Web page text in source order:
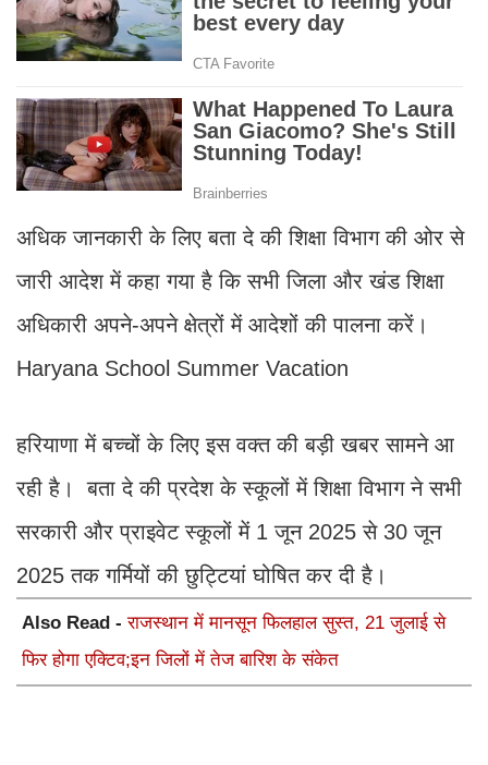
अधिक जानकारी के लिए बता दे की शिक्षा विभाग की ओर से
जारी आदेश में कहा गया है कि सभी जिला और खंड शिक्षा
अधिकारी अपने-अपने क्षेत्रों में आदेशों की पालना करें।
Haryana School Summer Vacation
हरियाणा में बच्चों के लिए इस वक्त की बड़ी खबर सामने आ
रही है। बता दे की प्रदेश के स्कूलों में शिक्षा विभाग ने सभी
सरकारी और प्राइवेट स्कूलों में 1 जून 2025 से 30 जून
2025 तक गर्मियों की छुट्टियां घोषित कर दी है।
Also Read -राजस्थान में मानसून फिलहाल सुस्त, 21 जुलाई से
फिर होगा एक्टिव;इन जिलों में तेज बारिश के संकेत